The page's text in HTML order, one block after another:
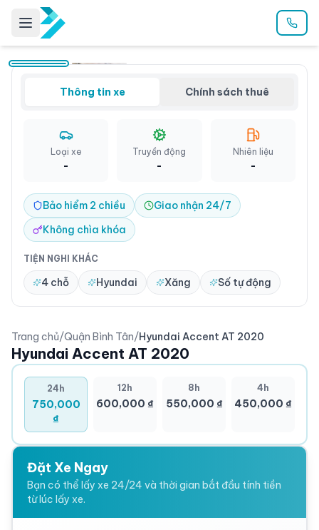
Hyundai Accent AT 2020 - Thuê xe tự lái Quận Bình
giữa phong cách, hiệu suất và hiệu quả.
Quận Bình Tân
Giới thiệu
Thông tin xe Chính sách thuê
Loại xe
-
Truyền động
-
Nhiên liệu
-
Bảo hiểm 2 chiều
Giao nhận 24/7
Không chìa khóa
TIỆN NGHI KHÁC
4 chỗ Hyundai Xăng Số tự động
Trang chủ/Quận Bình Tân/Hyundai Accent AT 2020
Hyundai Accent AT 2020
24h
750,000
₫
12h
600,000 ₫
8h
550,000 ₫
4h
450,000 ₫
Đặt Xe Ngay
Bạn có thể lấy xe 24/24 và thời gian bắt đầu tính tiền
từ lúc lấy xe.